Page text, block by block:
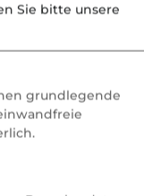
kein
will das
dagegen
Sie bitte unsere
grundlegende